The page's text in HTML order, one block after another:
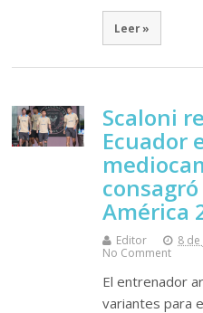
Leer »
Scaloni
Ecuador
América
Editor 8
No Comment
El entrenador
variantes para